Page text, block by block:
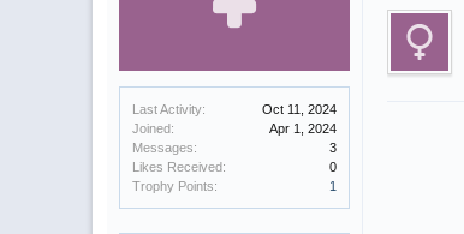
Last Activity:
Oct 11, 2024
Joined:
Apr 1, 2024
Messages:
3
Likes Received:
0
Trophy Points:
1